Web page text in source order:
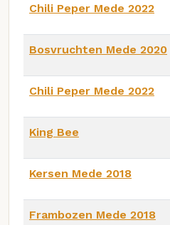
Chili Peper Mede 2022
Bosvruchten Mede 2020
Chili Peper Mede 2022
King Bee
Kersen Mede 2018
Frambozen Mede 2018